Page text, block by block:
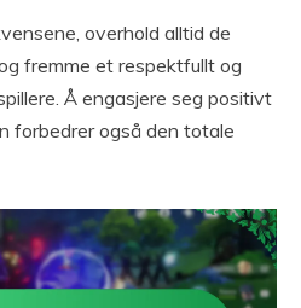
overhold alltid de
fremme et respektfullt og
Å engasjere seg positivt
forbedrer også den totale